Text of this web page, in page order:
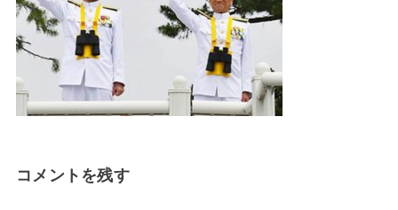
コメントを残す